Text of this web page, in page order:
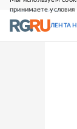
принимаете условия
СВЕЖИЙ НОМЕР
ЛЕНТА